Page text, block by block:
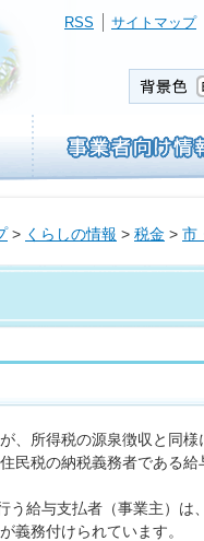
サイトマップ
RSS
> くらしの情報 > 税金 > 市
、所得税の源泉徴収と同
民税の納税義務者である
給与支払者（事業主）は
義務付けられています。